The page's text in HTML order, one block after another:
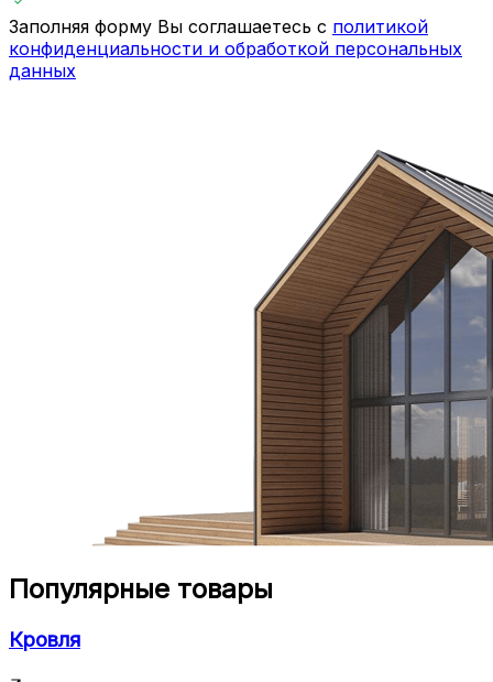
Заполняя форму Вы соглашаетесь с политикой
конфиденциальности и обработкой персональных
данных
Популярные товары
Кровля